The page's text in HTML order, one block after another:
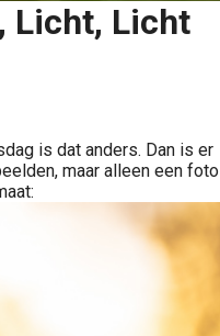
Licht, Licht
is dat anders. Dan is er
maar alleen een foto